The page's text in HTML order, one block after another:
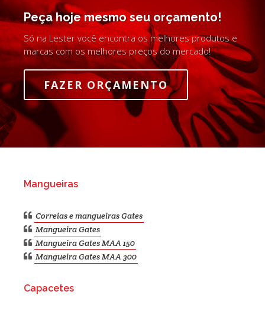
Peça hoje mesmo seu orçamento!
Só na Lester você encontra os melhores produtos e
marcas com os melhores preços do mercado!
FAZER ORÇAMENTO
Mangueiras
Correias e mangueiras Gates
Mangueira Gates
Mangueira Gates MAA 150
Mangueira Gates MAA 300
Capacetes